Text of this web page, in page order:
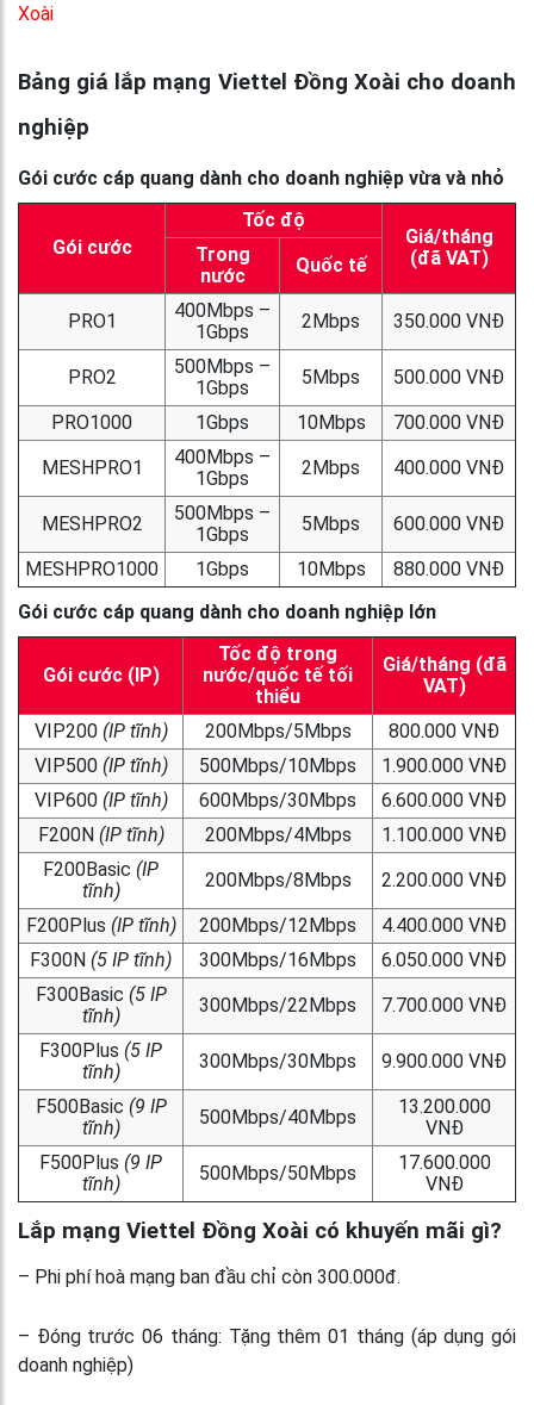
Xoài
Bảng giá lắp mạng Viettel Đồng Xoài cho doanh
nghiệp
Gói cước cáp quang dành cho doanh nghiệp vừa và nhỏ
Gói cước
Tốc độ
Giá/tháng
(đã VAT)
Trong
nước
Quốc tế
PRO1
400Mbps –
1Gbps
2Mbps 350.000 VNĐ
PRO2
500Mbps –
1Gbps
5Mbps
500.000 VNĐ
PRO1000
1Gbps 10Mbps
700.000 VNĐ
MESHPRO1
400Mbps –
1Gbps
2Mbps 400.000 VNĐ
MESHPRO2
500Mbps –
1Gbps
5Mbps
600.000 VNĐ
MESHPRO1000
1Gbps 10Mbps
880.000 VNĐ
Gói cước cáp quang dành cho doanh nghiệp lớn
Gói cước (IP)
Tốc độ trong
nước/quốc tế tối
thiểu
Giá/tháng (đã
VAT)
VIP200 (IP tĩnh) 200Mbps/5Mbps
800.000 VNĐ
VIP500 (IP tĩnh) 500Mbps/10Mbps
1.900.000 VNĐ
VIP600 (IP tĩnh) 600Mbps/30Mbps
6.600.000 VNĐ
F200N (IP tĩnh) 200Mbps/4Mbps
1.100.000 VNĐ
F200Basic (IP
tĩnh)
200Mbps/8Mbps
2.200.000 VNĐ
F200Plus (IP tĩnh) 200Mbps/12Mbps
4.400.000 VNĐ
F300N (5 IP tĩnh) 300Mbps/16Mbps
6.050.000 VNĐ
F300Basic (5 IP
tĩnh)
300Mbps/22Mbps
7.700.000 VNĐ
F300Plus (5 IP
tĩnh)
300Mbps/30Mbps
9.900.000 VNĐ
F500Basic (9 IP
tĩnh)
500Mbps/40Mbps
13.200.000
VNĐ
F500Plus (9 IP
tĩnh)
500Mbps/50Mbps
17.600.000
VNĐ
Lắp mạng Viettel Đồng Xoài có khuyến mãi gì?
– Phi phí hoà mạng ban đầu chỉ còn 300.000đ.
– Đóng trước 06 tháng: Tặng thêm 01 tháng (áp dụng gói
doanh nghiệp)